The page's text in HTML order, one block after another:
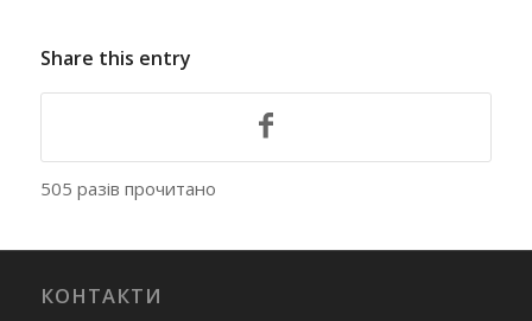
Share this entry
505 разів прочитано
КОНТАКТИ